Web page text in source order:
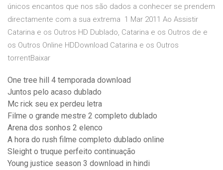
únicos encantos que nos são dados a conhecer se prendem
directamente com a sua extrema 1 Mar 2011 Ao Assistir
Catarina e os Outros HD Dublado, Catarina e os Outros de e
os Outros Online HDDownload Catarina e os Outros
torrentBaixar
One tree hill 4 temporada download
Juntos pelo acaso dublado
Mc rick seu ex perdeu letra
Filme o grande mestre 2 completo dublado
Arena dos sonhos 2 elenco
A hora do rush filme completo dublado online
Sleight o truque perfeito continuação
Young justice season 3 download in hindi